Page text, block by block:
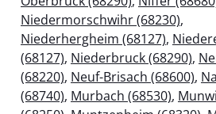
Niedermorschwihr (68230),
Niederhergheim (68127),
(68127), Niederbruck (68290),
(68220), Neuf-Brisach (68600),
(68740), Murbach (68530),